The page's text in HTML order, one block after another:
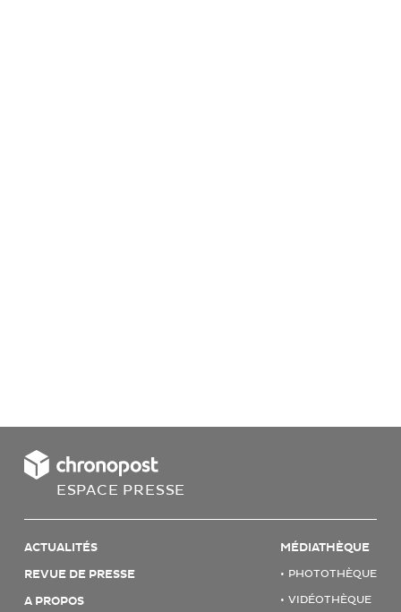
ESPACE PRESSE
ACTUALITÉS
REVUE DE PRESSE
A PROPOS
MÉDIATHÈQUE
PHOTOTHÈQUE
VIDÉOTHÈQUE